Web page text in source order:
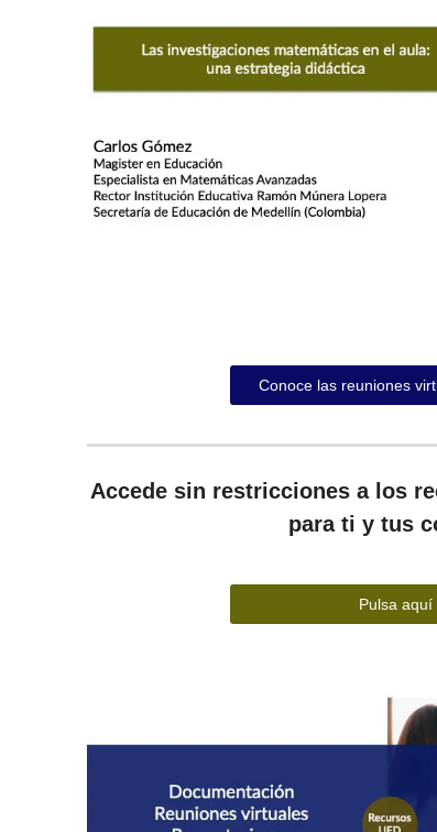
Conoce las reuniones
Accede sin restricciones a los
para ti y tus
Pulsa aquí